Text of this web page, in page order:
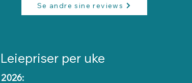
Se andre sine reviews
Leiepriser per uke
2026: